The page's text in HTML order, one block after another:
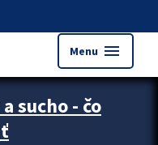
Menu menu
sucho - čo